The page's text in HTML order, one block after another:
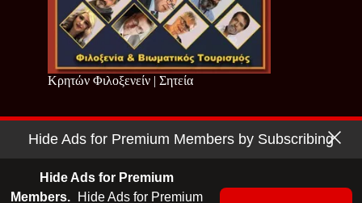
Κρητών Φιλοξενείν | Σητεία
Copyright © 2026 - Cretan Business | Κρητών Επιχειρείν
Hide Ads for Premium Members by Subscribing
Hide Ads for Premium
Members.
Hide Ads for Premium